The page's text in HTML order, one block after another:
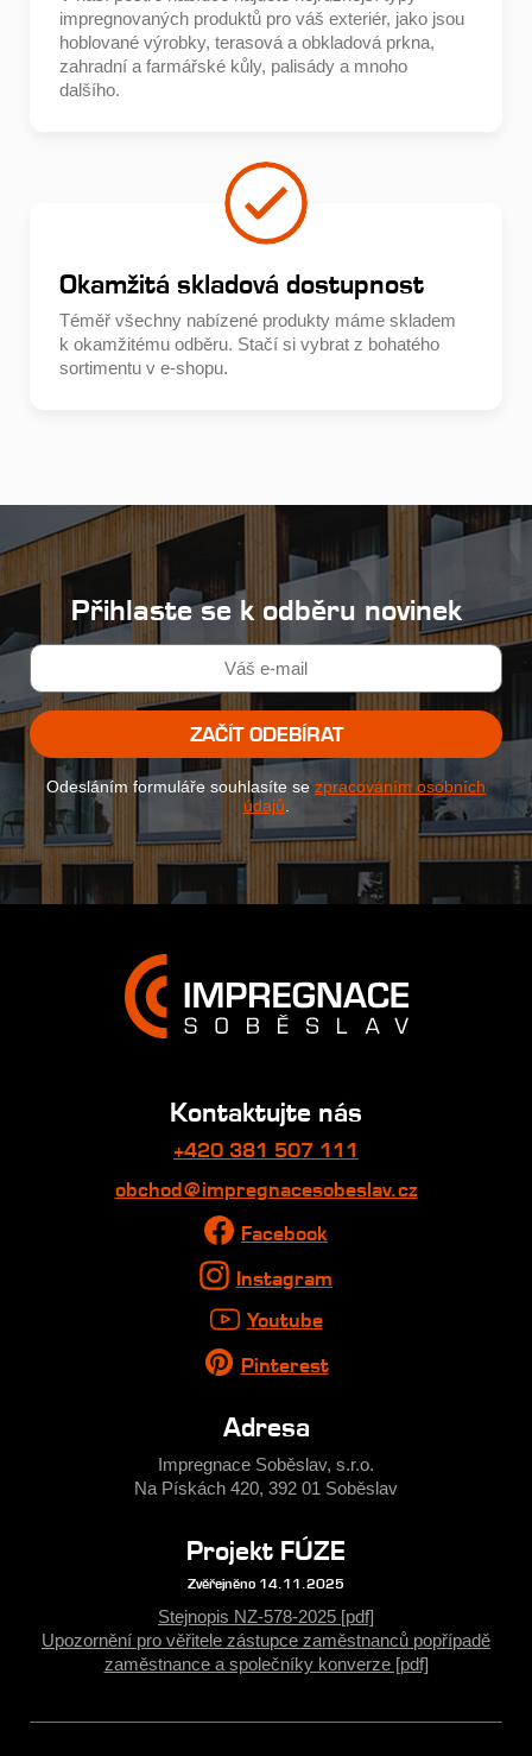
impregnovaných produktů pro váš exteriér, jako jsou
hoblované výrobky, terasová a obkladová prkna,
zahradní a farmářské kůly, palisády a mnoho
dalšího.
Okamžitá skladová dostupnost
Téměř všechny nabízené produkty máme skladem
k okamžitému odběru. Stačí si vybrat z bohatého
sortimentu v e-shopu.
Přihlaste se k odběru novinek
ZAČÍT ODEBÍRAT
Odesláním formuláře souhlasíte se zpracováním osobních
údajů
Kontaktujte nás
+420 381 507 111
obchod@impregnacesobeslav.cz
Facebook
Instagram
Youtube
Pinterest
Adresa
Impregnace Soběslav, s.r.o.
Na Pískách 420, 392 01 Soběslav
Projekt FÚZE
Zvěřejněno 14.11.2025
Stejnopis NZ-578-2025 [pdf]
Upozornění pro věřitele zástupce zaměstnanců popřípadě
zaměstnance a společníky konverze [pdf]